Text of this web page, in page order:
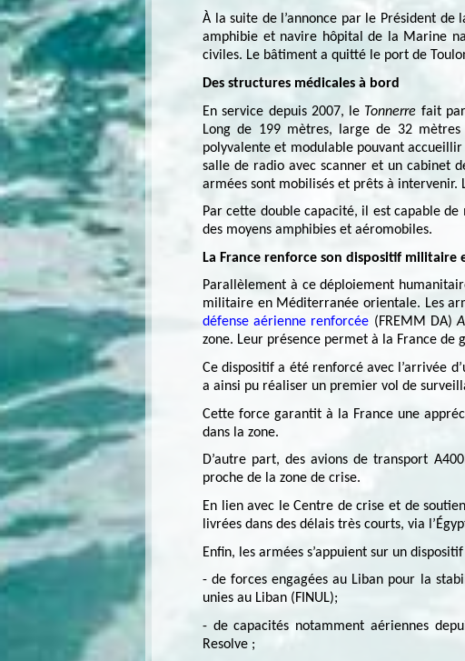
À la suite de l’annonce par le Président
amphibie et navire hôpital de la Marine
civiles. Le bâtiment a quitté le port de
Des structures médicales à bord
En service depuis 2007, le Tonnerre fait
Long de 199 mètres, large de 32
polyvalente et modulable pouvant
salle de radio avec scanner et un cabinet
armées sont mobilisés et prêts à intervenir.
Par cette double capacité, il est capable
des moyens amphibies et aéromobiles.
La France renforce son dispositif
Parallèlement à ce déploiement
militaire en Méditerranée orientale. Les
défense aérienne renforcée (FREMM DA)
zone. Leur présence permet à la France
Ce dispositif a été renforcé avec l’arrivée
a ainsi pu réaliser un premier vol de
Cette force garantit à la France une
dans la zone.
D’autre part, des avions de transport
proche de la zone de crise.
En lien avec le Centre de crise et de
livrées dans des délais très courts, via
Enfin, les armées s’appuient sur un
- de forces engagées au Liban pour la
unies au Liban (FINUL);
- de capacités notamment aériennes
Resolve ;